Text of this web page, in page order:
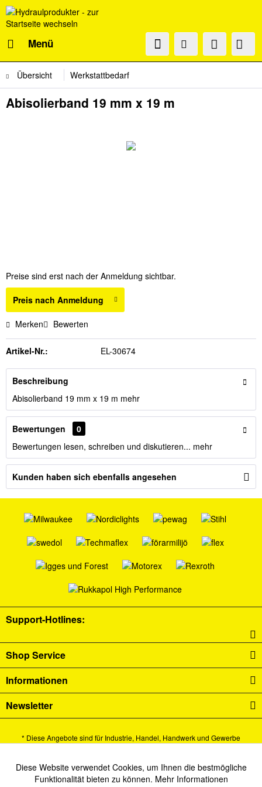
Menü
Übersicht Werkstattbedarf
Abisolierband 19 mm x 19 m
Preise sind erst nach der Anmeldung sichtbar.
Preis nach Anmeldung
Merken Bewerten
Artikel-Nr.: EL-30674
Beschreibung
Abisolierband 19 mm x 19 m mehr
Bewertungen
0
Bewertungen lesen, schreiben und diskutieren... mehr
Kunden haben sich ebenfalls angesehen
Support-Hotlines:
Shop Service
Informationen
Newsletter
* Diese Angebote sind für Industrie, Handel, Handwerk und Gewerbe
Alle Preise verstehen sich zzgl. Mehrwertsteuer undVersandkostenund ggf.
Nachnahmegebühren, wenn nicht anders beschrieben.
Funktionale Aktiv
Diese Website verwendet Cookies, um Ihnen die bestmögliche
Funktionalität bieten zu können. Mehr Informationen